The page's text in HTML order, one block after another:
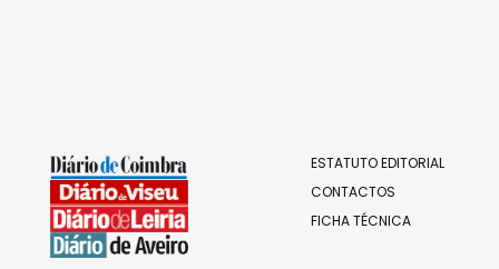
ESTATUTO EDITORIAL
CONTACTOS
FICHA TÉCNICA